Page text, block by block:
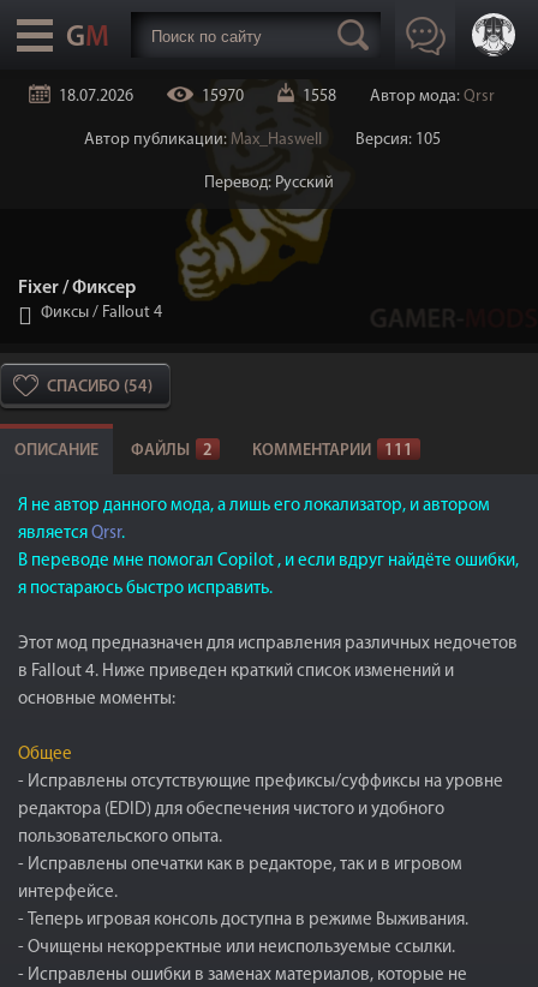
18.07.2026 15970 1558 Автор мода: Qrsr
Автор публикации: Max_Haswell Версия: 105
Перевод: Русский
Fixer / Фиксер
Фиксы / Fallout 4
СПАСИБО (54)
ОПИСАНИЕ ФАЙЛЫ 2 КОММЕНТАРИИ 111
Я не автор данного мода, а лишь его локализатор, и автором
является Qrsr.
В переводе мне помогал Copilot , и если вдруг найдёте ошибки,
я постараюсь быстро исправить.
Этот мод предназначен для исправления различных недочетов
в Fallout 4. Ниже приведен краткий список изменений и
основные моменты:
Общее
- Исправлены отсутствующие префиксы/суффиксы на уровне
редактора (EDID) для обеспечения чистого и удобного
пользовательского опыта.
- Исправлены опечатки как в редакторе, так и в игровом
интерфейсе.
- Теперь игровая консоль доступна в режиме Выживания.
- Очищены некорректные или неиспользуемые ссылки.
- Исправлены ошибки в заменах материалов, которые не